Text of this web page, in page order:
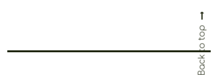
Back to top